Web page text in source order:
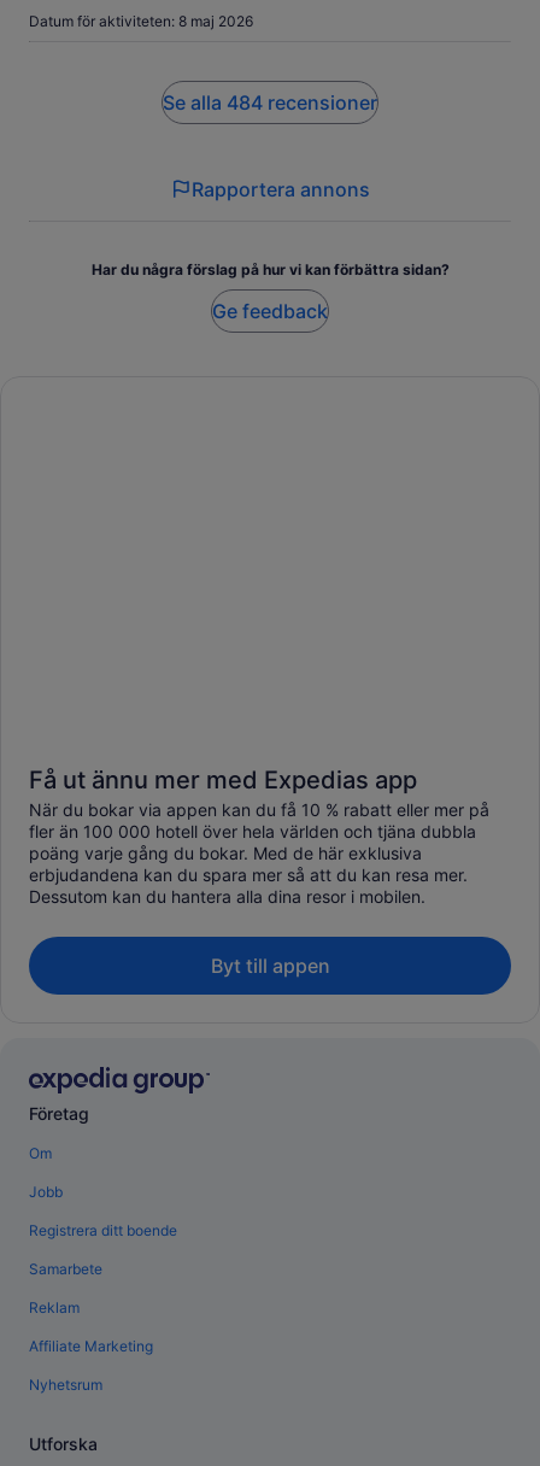
Datum för aktiviteten: 8 maj 2026
Se alla 484 recensioner
Rapportera annons
Har du några förslag på hur vi kan förbättra sidan?
Ge feedback
Få ut ännu mer med Expedias app
När du bokar via appen kan du få 10 % rabatt eller mer på
fler än 100 000 hotell över hela världen och tjäna dubbla
poäng varje gång du bokar. Med de här exklusiva
erbjudandena kan du spara mer så att du kan resa mer.
Dessutom kan du hantera alla dina resor i mobilen.
Byt till appen
Företag
Om
Jobb
Registrera ditt boende
Samarbete
Reklam
Affiliate Marketing
Nyhetsrum
Utforska